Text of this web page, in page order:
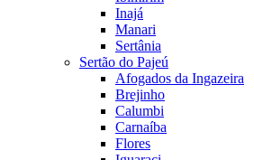
Inajá
Manari
Sertânia
Sertão do Pajeú
Afogados da Ingazeira
Brejinho
Calumbi
Carnaíba
Flores